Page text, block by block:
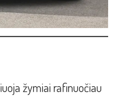
žymiai rafinuočiau